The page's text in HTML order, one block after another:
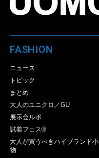
FASHION
ニュース
トピック
まとめ
大人のユニクロ／GU
展示会ルポ
試着フェス®︎
大人が買うべきハイブランド小
物